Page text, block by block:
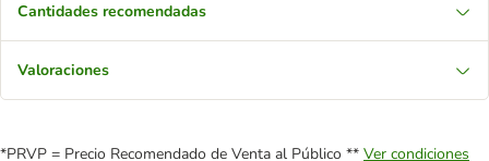
Cantidades recomendadas
Valoraciones
*PRVP = Precio Recomendado de Venta al Público ** Ver condiciones